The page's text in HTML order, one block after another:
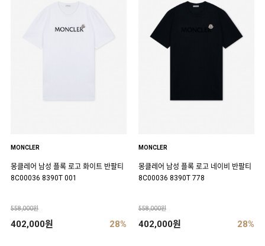
MONCLER
몽클레어 남성 플록 로고 화이트 반팔티
8C00036 8390T 001
558,000원
402,000원 28%
MONCLER
몽클레어 남성 플록 로고 네이비 반팔티
8C00036 8390T 778
558,000원
402,000원 28%